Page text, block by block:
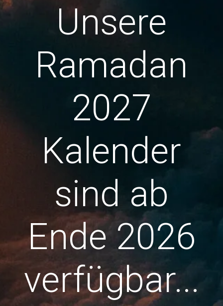
Unsere
Ramadan
2027
Kalender
sind ab
Ende 2026
verfügbar...